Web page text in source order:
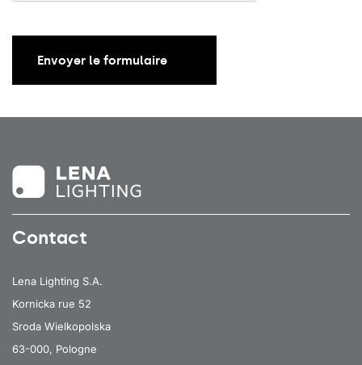
Envoyer le formulaire
Contact
Lena Lighting S.A.
Kornicka rue 52
Sroda Wielkopolska
63-000, Pologne